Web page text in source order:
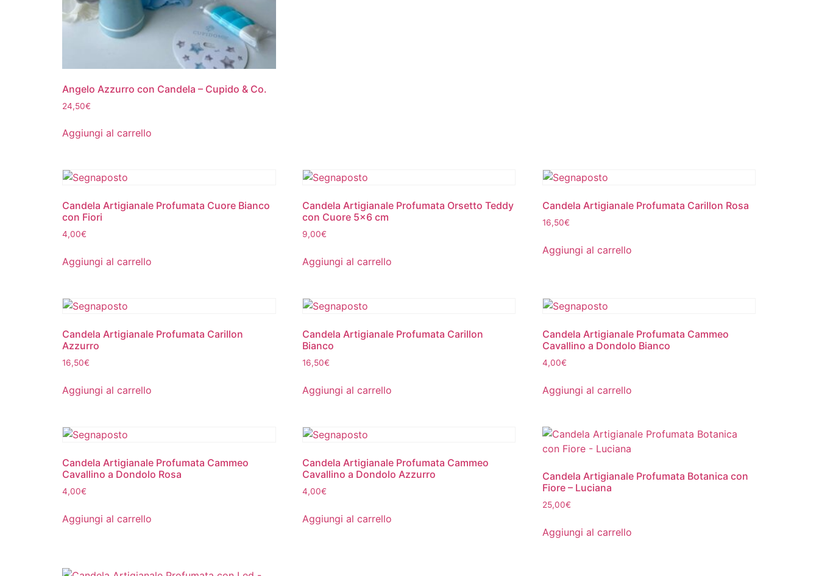
Angelo Azzurro con Candela – Cupido & Co.
24,50€
Aggiungi al carrello
Candela Artigianale Profumata Cuore Bianco
con Fiori
4,00€
Aggiungi al carrello
Candela Artigianale Profumata Orsetto Teddy
con Cuore 5×6 cm
9,00€
Aggiungi al carrello
Candela Artigianale Profumata Carillon Rosa
16,50€
Aggiungi al carrello
Candela Artigianale Profumata Carillon
Azzurro
16,50€
Aggiungi al carrello
Candela Artigianale Profumata Carillon
Bianco
16,50€
Aggiungi al carrello
Candela Artigianale Profumata Cammeo
Cavallino a Dondolo Bianco
4,00€
Aggiungi al carrello
Candela Artigianale Profumata Cammeo
Cavallino a Dondolo Rosa
4,00€
Aggiungi al carrello
Candela Artigianale Profumata Cammeo
Cavallino a Dondolo Azzurro
4,00€
Aggiungi al carrello
Candela Artigianale Profumata Botanica con
Fiore – Luciana
25,00€
Aggiungi al carrello